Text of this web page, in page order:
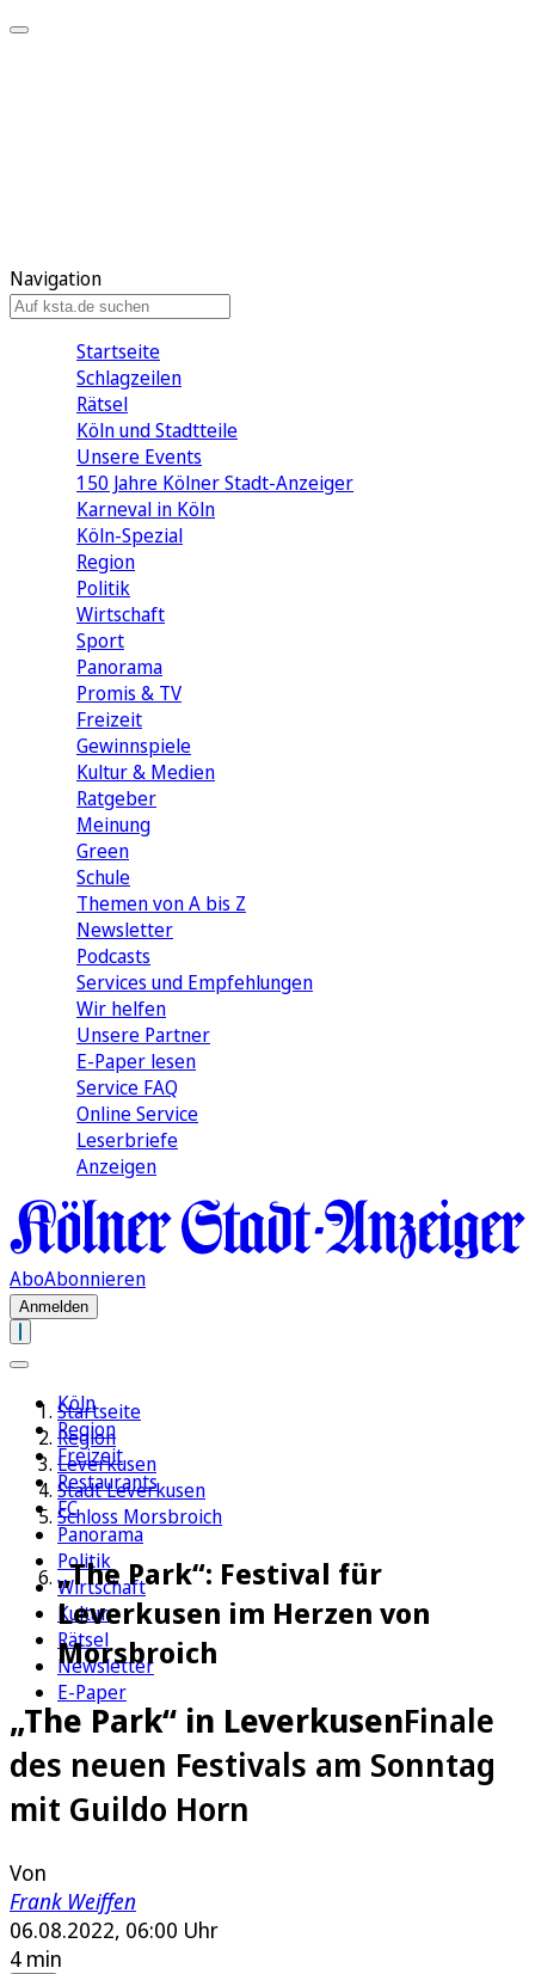
Navigation
Startseite
Schlagzeilen
Rätsel
Köln und Stadtteile
Unsere Events
150 Jahre Kölner Stadt-Anzeiger
Karneval in Köln
Köln-Spezial
Region
Politik
Wirtschaft
Sport
Panorama
Promis & TV
Freizeit
Gewinnspiele
Kultur & Medien
Ratgeber
Meinung
Green
Schule
Themen von A bis Z
Newsletter
Podcasts
Services und Empfehlungen
Wir helfen
Unsere Partner
E-Paper lesen
Service FAQ
Online Service
Leserbriefe
Anzeigen
AboAbonnieren
Anmelden
Köln
Region
Freizeit
Restaurants
FC
Panorama
Politik
Wirtschaft
Kultur
Rätsel
Newsletter
E-Paper
Startseite
Region
Leverkusen
Stadt Leverkusen
Schloss Morsbroich
„The Park“: Festival für
Leverkusen im Herzen von
Morsbroich
„The Park“ in LeverkusenFinale
des neuen Festivals am Sonntag
mit Guildo Horn
Von
Frank Weiffen
06.08.2022, 06:00 Uhr
4 min